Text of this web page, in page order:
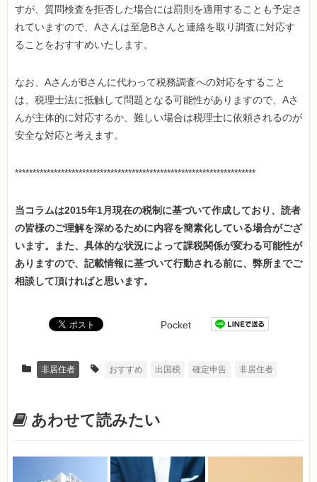
すが、質問検査を拒否した場合には罰則を適用することも予定さ
れていますので、Aさんは至急Bさんと連絡を取り調査に対応す
ることをおすすめいたします。
なお、AさんがBさんに代わって税務調査への対応をすること
は、税理士法に抵触して問題となる可能性がありますので、Aさ
んが主体的に対応するか、難しい場合は税理士に依頼されるのが
安全な対応と考えます。
********************************************************************
当コラムは2015年1月現在の税制に基づいて作成しており、読者
の皆様のご理解を深めるために内容を簡素化している場合がござ
います。また、具体的な状況によって課税関係が変わる可能性が
ありますので、記載情報に基づいて行動される前に、弊所までご
相談して頂ければと思います。
Pocket
非居住者 おすすめ 出国税 確定申告 非居住者
あわせて読みたい